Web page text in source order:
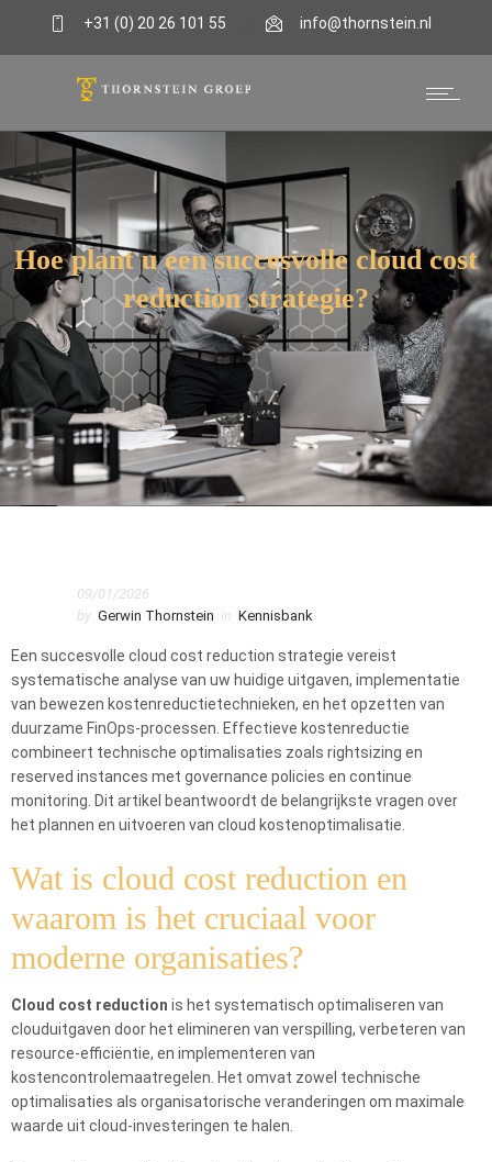
+31 (0) 20 26 101 55 info@thornstein.nl
Kennisbank
Hoe plant u een succesvolle cloud cost
reduction strategie?
Hoe plant u een succesvolle cloud cost reduction strategie?
09/01/2026
by Gerwin Thornstein in Kennisbank
Een succesvolle cloud cost reduction strategie vereist
systematische analyse van uw huidige uitgaven, implementatie
van bewezen kostenreductietechnieken, en het opzetten van
duurzame FinOps-processen. Effectieve kostenreductie
combineert technische optimalisaties zoals rightsizing en
reserved instances met governance policies en continue
monitoring. Dit artikel beantwoordt de belangrijkste vragen over
het plannen en uitvoeren van cloud kostenoptimalisatie.
Wat is cloud cost reduction en
waarom is het cruciaal voor
moderne organisaties?
Cloud cost reduction is het systematisch optimaliseren van
clouduitgaven door het elimineren van verspilling, verbeteren van
resource-efficiëntie, en implementeren van
kostencontrolemaatregelen. Het omvat zowel technische
optimalisaties als organisatorische veranderingen om maximale
waarde uit cloud-investeringen te halen.